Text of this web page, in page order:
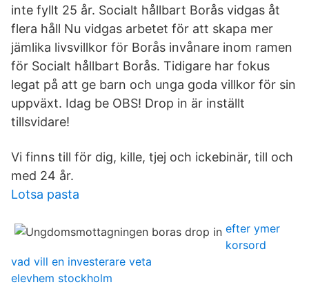
inte fyllt 25 år. Socialt hållbart Borås vidgas åt
flera håll Nu vidgas arbetet för att skapa mer
jämlika livsvillkor för Borås invånare inom ramen
för Socialt hållbart Borås. Tidigare har fokus
legat på att ge barn och unga goda villkor för sin
uppväxt. Idag be OBS! Drop in är inställt
tillsvidare!
Vi finns till för dig, kille, tjej och ickebinär, till och
med 24 år.
Lotsa pasta
efter ymer
korsord
vad vill en investerare veta
elevhem stockholm